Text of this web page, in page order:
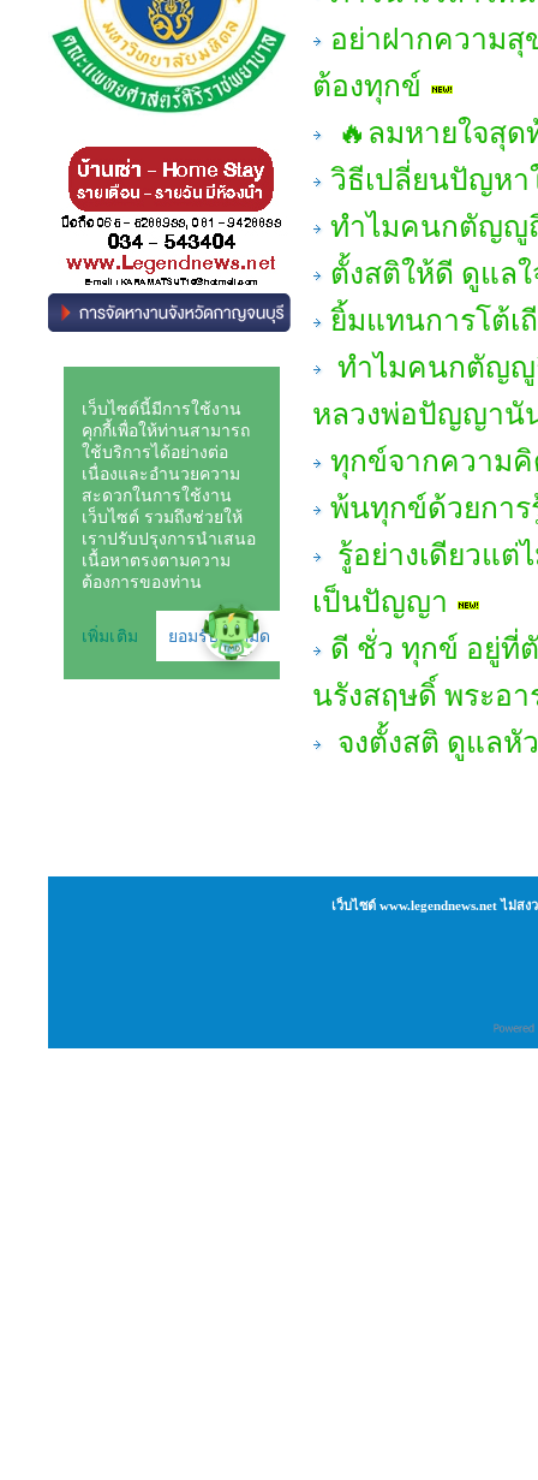
อย่าฝากความสุ
ต้องทุกข์
🔥ลมหายใจสุ
วิธีเปลี่ยนปัญห
ทำไมคนกตัญญู
ตั้งสติให้ดี ดูแล
ยิ้มแทนการโต้เ
ทำไมคนกตัญญู
หลวงพ่อปัญญา
ทุกข์จากความคิ
พ้นทุกข์ด้วยการ
รู้อย่างเดียวแ
เป็นปัญญา
ดี ชั่ว ทุกข์ อยู่ที่
นรังสฤษดิ์ พระอา
จงตั้งสติ ดูแลหั
เว็บไซต์ www.legendnews.net ไม่